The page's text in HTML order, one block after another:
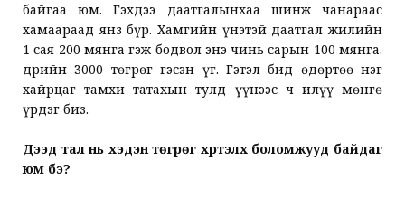
байгаа юм. Гэхдээ даатгалынхаа шинж чанараас
хамаараад янз бүр. Хамгийн үнэтэй даатгал жилийн
1 сая 200 мянга гэж бодвол энэ чинь сарын 100 мянга.
Өдрийн 3000 төгрөг гэсэн үг. Гэтэл бид өдөртөө нэг
хайрцаг тамхи татахын тулд үүнээс ч илүү мөнгө
үрдэг биз.
Дээд тал нь хэдэн төгрөг хүртэлх боломжууд байдаг
юм бэ?